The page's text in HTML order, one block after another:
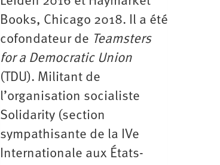
Books, Chicago 2018. Il a été
cofondateur de Teamsters
for a Democratic Union
(TDU). Militant de
l’organisation socialiste
Solidarity (section
sympathisante de la IVe
Internationale aux États-